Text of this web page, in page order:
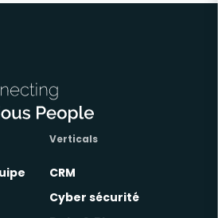
Verticals
CRM
Cyber sécurité